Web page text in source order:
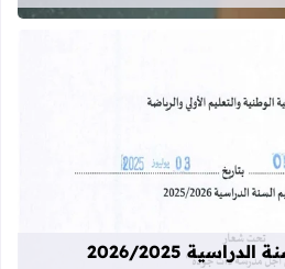
قراءة المزيد عن مقرر تنظيم السنة الدراسية
2026/2025